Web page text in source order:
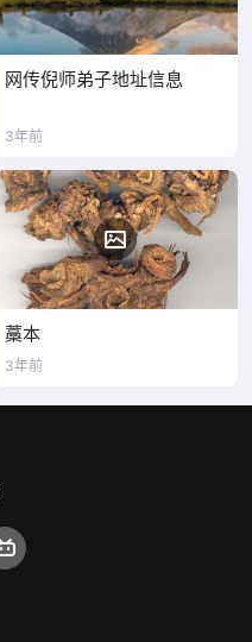
网传倪师弟子地址信息
3年前
藁本
3年前